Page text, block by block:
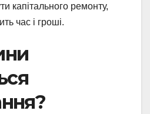
капітального ремонту,
час і гроші.